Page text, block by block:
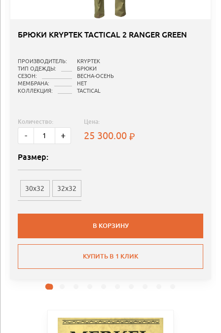
БРЮКИ KRYPTEK TACTICAL 2 RANGER GREEN
ПРОИЗВОДИТЕЛЬ:
KRYPTEK
ТИП ОДЕЖДЫ:
БРЮКИ
СЕЗОН:
ВЕСНА-ОСЕНЬ
МЕМБРАНА:
НЕТ
КОЛЛЕКЦИЯ:
TACTICAL
Количество:
- +
Цена:
25 300.00
Размер:
30x32 32x32
В КОРЗИНУ
КУПИТЬ В 1 КЛИК